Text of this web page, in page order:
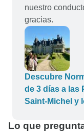
nuestro
gracias.
Descubre
de 3 días a las
Saint-Michel y
Lo que